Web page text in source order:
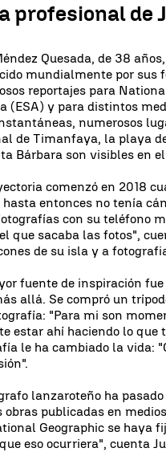
profesional de
Quesada, de 38
mundialmente por sus
reportajes para
(ESA) y para distintos
numerosos
de Timanfaya, la playa
Bárbara son visibles en
comenzó en 2018
hasta entonces no tenía
con su teléfono
que sacaba las fotos",
de su isla y a
fuente de inspiración
allá. Se compró un
"Para mi son
estar ahí haciendo lo que
le ha cambiado la vida:
lanzaroteño ha
obras publicadas en
Geographic se haya
eso ocurriera", cuenta